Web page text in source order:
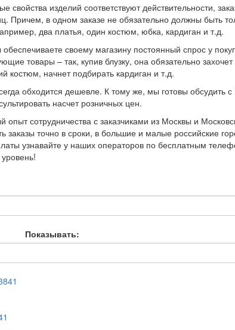
изделий соответствуют действительности,
Причем, в одном заказе не обязательно должны быть
два платья, один костюм, юбка, кардиган и т.д.
своему магазину постоянный спрос у
товары – так, купив блузку, она обязательно
костюм, начнет подбирать кардиган и т.д.
обходится дешевле. К тому же, мы готовы обсудить
насчет розничных цен.
сотрудничества с заказчиками из Москвы и
заказы точно в сроки, в большие и малые российские
узнавайте у наших операторов по бесплатным
Показывать: